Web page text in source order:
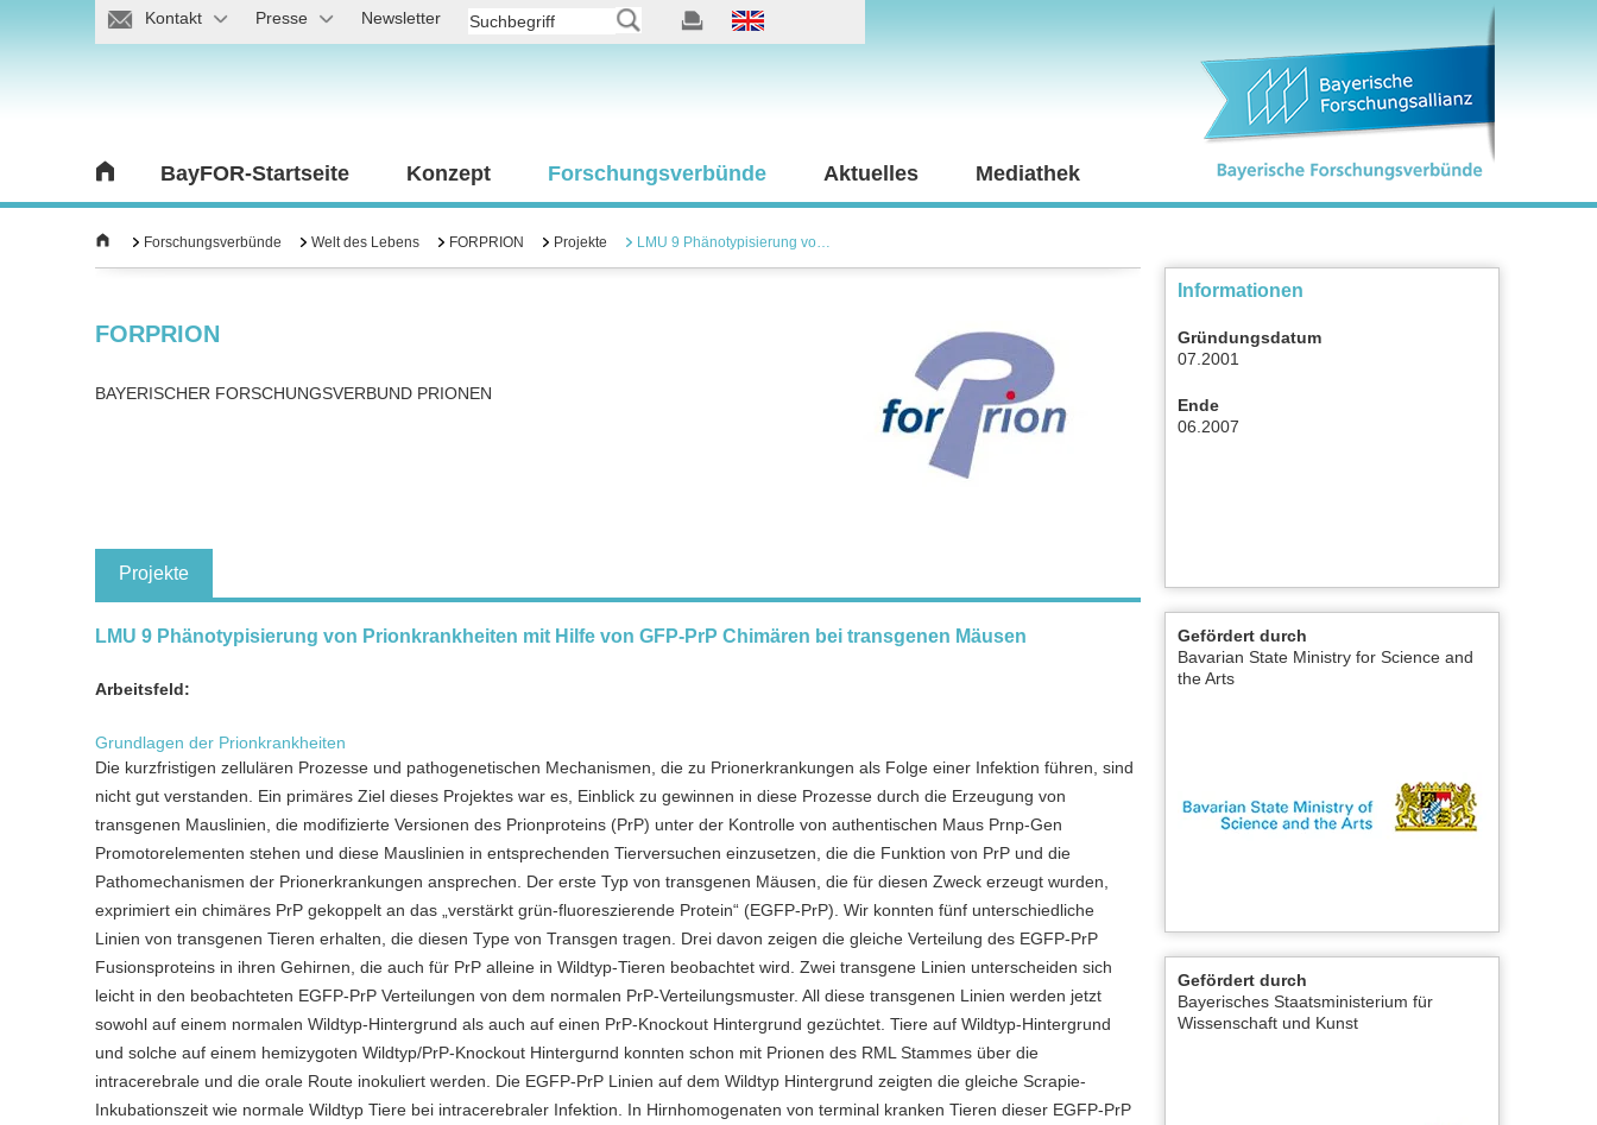
Kontakt Presse Newsletter
BayFOR-Startseite Konzept Forschungsverbünde Aktuelles Mediathek
Forschungsverbünde Welt des Lebens FORPRION Projekte LMU 9 Phänotypisierung vo…
FORPRION
BAYERISCHER FORSCHUNGSVERBUND PRIONEN
Projekte
LMU 9 Phänotypisierung von Prionkrankheiten mit Hilfe von GFP-PrP Chimären bei transgenen Mäusen
Arbeitsfeld:
Grundlagen der Prionkrankheiten
Die kurzfristigen zellulären Prozesse und pathogenetischen Mechanismen, die zu Prionerkrankungen als Folge einer Infektion führen, sind
nicht gut verstanden. Ein primäres Ziel dieses Projektes war es, Einblick zu gewinnen in diese Prozesse durch die Erzeugung von
transgenen Mauslinien, die modifizierte Versionen des Prionproteins (PrP) unter der Kontrolle von authentischen Maus Prnp-Gen
Promotorelementen stehen und diese Mauslinien in entsprechenden Tierversuchen einzusetzen, die die Funktion von PrP und die
Pathomechanismen der Prionerkrankungen ansprechen. Der erste Typ von transgenen Mäusen, die für diesen Zweck erzeugt wurden,
exprimiert ein chimäres PrP gekoppelt an das „verstärkt grün-fluoreszierende Protein“ (EGFP-PrP). Wir konnten fünf unterschiedliche
Linien von transgenen Tieren erhalten, die diesen Type von Transgen tragen. Drei davon zeigen die gleiche Verteilung des EGFP-PrP
Fusionsproteins in ihren Gehirnen, die auch für PrP alleine in Wildtyp-Tieren beobachtet wird. Zwei transgene Linien unterscheiden sich
leicht in den beobachteten EGFP-PrP Verteilungen von dem normalen PrP-Verteilungsmuster. All diese transgenen Linien werden jetzt
sowohl auf einem normalen Wildtyp-Hintergrund als auch auf einen PrP-Knockout Hintergrund gezüchtet. Tiere auf Wildtyp-Hintergrund
und solche auf einem hemizygoten Wildtyp/PrP-Knockout Hintergurnd konnten schon mit Prionen des RML Stammes über die
intracerebrale und die orale Route inokuliert werden. Die EGFP-PrP Linien auf dem Wildtyp Hintergrund zeigten die gleiche Scrapie-
Inkubationszeit wie normale Wildtyp Tiere bei intracerebraler Infektion. In Hirnhomogenaten von terminal kranken Tieren dieser EGFP-PrP
Informationen
Gründungsdatum
07.2001
Ende
06.2007
Gefördert durch
Bavarian State Ministry for Science and
the Arts
Gefördert durch
Bayerisches Staatsministerium für
Wissenschaft und Kunst